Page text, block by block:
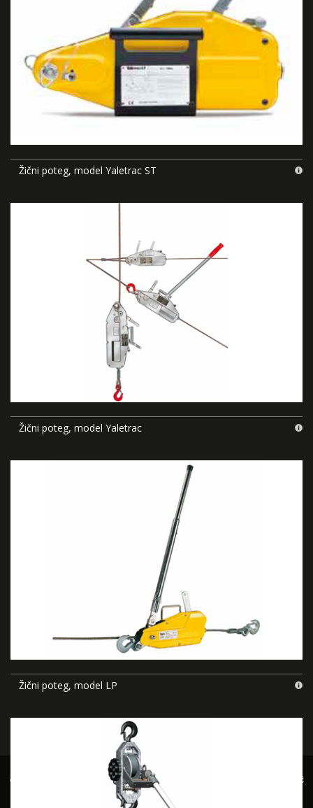
Žični poteg, model Yaletrac ST
Žični poteg, model Yaletrac
Žični poteg, model LP
Naša spletna stran uporablja piškotke za nemoteno delovanje in spremljanje
obiska na strani. Z nadaljnjo uporabo spletne strani
Več
o piškotkih »